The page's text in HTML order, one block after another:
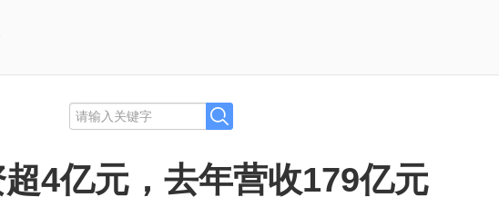
4亿元，去年营收179亿元